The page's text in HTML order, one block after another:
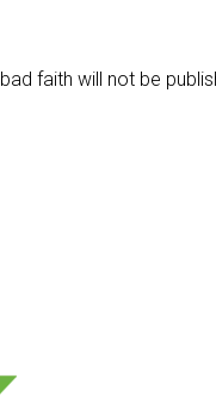
faith will not be